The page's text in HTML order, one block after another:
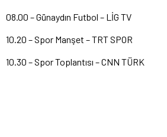
08.00 – Günaydın Futbol – LİG TV
10.20 – Spor Manşet – TRT SPOR
10.30 – Spor Toplantısı – CNN TÜRK